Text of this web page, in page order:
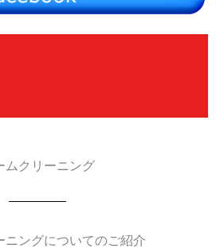
ムクリーニング
ニングについてのご紹介